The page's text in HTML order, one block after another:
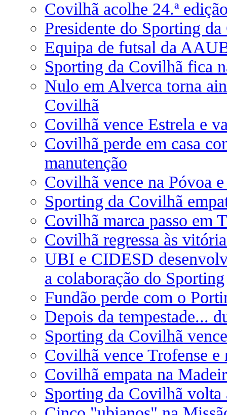
Covilhã acolhe 24.ª
Presidente do Sporting
Equipa de futsal da
Sporting da Covilhã fica
Nulo em Alverca torna
Covilhã
Covilhã vence Estrela e
Covilhã perde em casa
manutenção
Covilhã vence na Póvoa
Sporting da Covilhã
Covilhã marca passo em
Covilhã regressa às
UBI e CIDESD
a colaboração do Sporting
Fundão perde com o
Depois da tempestade...
Sporting da Covilhã
Covilhã vence Trofense e
Covilhã empata na
Sporting da Covilhã volta